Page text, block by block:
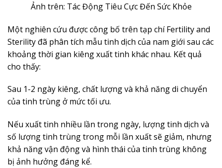
Ảnh trên: Tác Động Tiêu Cực Đến Sức Khỏe
Một nghiên cứu được công bố trên tạp chí Fertility and
Sterility đã phân tích mẫu tinh dịch của nam giới sau các
khoảng thời gian kiêng xuất tinh khác nhau. Kết quả
cho thấy:
Sau 1-2 ngày kiêng, chất lượng và khả năng di chuyển
của tinh trùng ở mức tối ưu.
Nếu xuất tinh nhiều lần trong ngày, lượng tinh dịch và
số lượng tinh trùng trong mỗi lần xuất sẽ giảm, nhưng
khả năng vận động và hình thái của tinh trùng không
bị ảnh hưởng đáng kể.